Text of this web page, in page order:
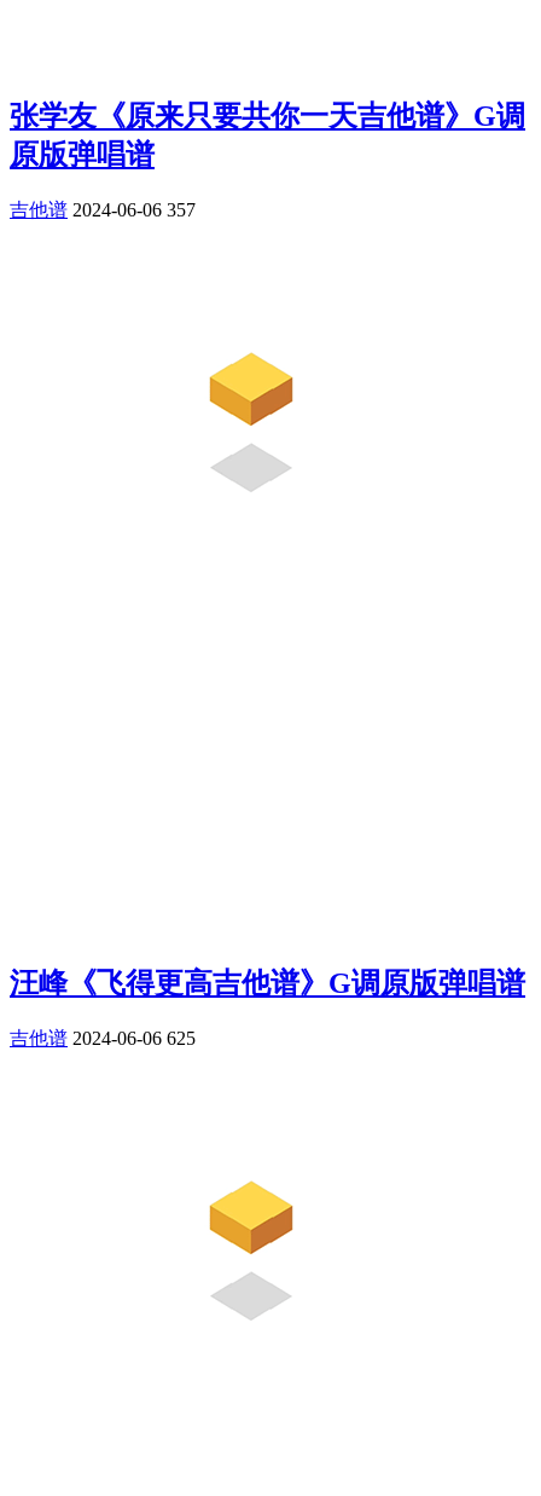
张学友《原来只要共你一天吉他谱》G调
原版弹唱谱
吉他谱 2024-06-06 357
汪峰《飞得更高吉他谱》G调原版弹唱谱
吉他谱 2024-06-06 625